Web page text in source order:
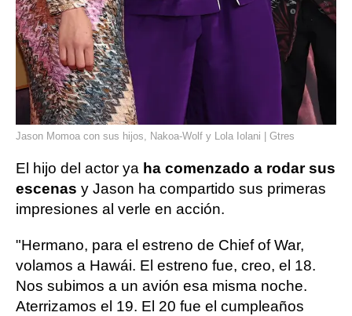
Jason Momoa con sus hijos, Nakoa-Wolf y Lola Iolani | Gtres
El hijo del actor ya ha comenzado a rodar sus
escenas y Jason ha compartido sus primeras
impresiones al verle en acción.
"Hermano, para el estreno de Chief of War,
volamos a Hawái. El estreno fue, creo, el 18.
Nos subimos a un avión esa misma noche.
Aterrizamos el 19. El 20 fue el cumpleaños